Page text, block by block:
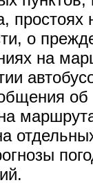
простоях
о
на
об